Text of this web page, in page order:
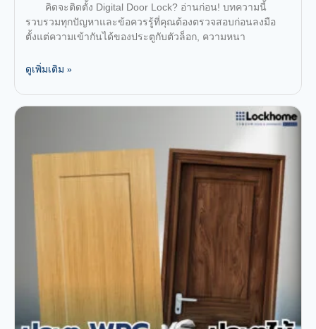
คิดจะติดตั้ง Digital Door Lock? อ่านก่อน! บทความนี้
รวบรวมทุกปัญหาและข้อควรรู้ที่คุณต้องตรวจสอบก่อนลงมือ
ตั้งแต่ความเข้ากันได้ของประตูกับตัวล็อก, ความหนา
ดูเพิ่มเติม »